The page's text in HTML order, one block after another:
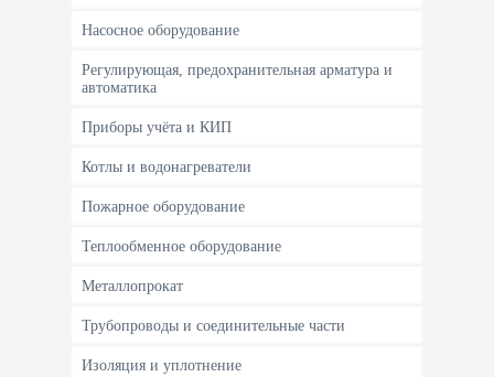
Насосное оборудование
Регулирующая, предохранительная арматура и
автоматика
Приборы учёта и КИП
Котлы и водонагреватели
Пожарное оборудование
Теплообменное оборудование
Металлопрокат
Трубопроводы и соединительные части
Изоляция и уплотнение